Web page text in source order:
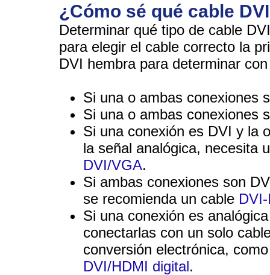
¿Cómo sé qué cable
Determinar qué tipo de cable
para elegir el cable correcto la
DVI hembra para determinar
Si una o ambas conexiones
Si una o ambas conexiones
Si una conexión es DVI y la
la señal analógica, necesita
DVI/VGA.
Si ambas conexiones son
se recomienda un cable
Si una conexión es
conectarlas con un solo
conversión electrónica,
DVI/HDMI digital.